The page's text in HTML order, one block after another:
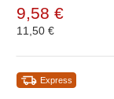
9,58 €
11,50 €
Express